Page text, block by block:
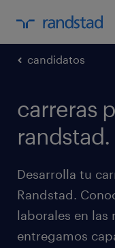
candidatos
carreras
randstad.
Desarrolla tu
Randstad.
laborales en las
entregamos